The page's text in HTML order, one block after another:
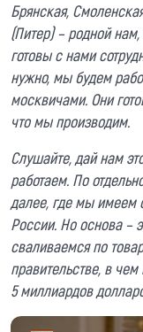
Брянская,
(Питер) – родной
готовы с нами
нужно, мы будем
москвичами. Они
что мы производим.
Слушайте, дай нам
работаем. По
далее, где мы имеем
России. Но основа –
сваливаемся по
правительстве, в
5 миллиардов